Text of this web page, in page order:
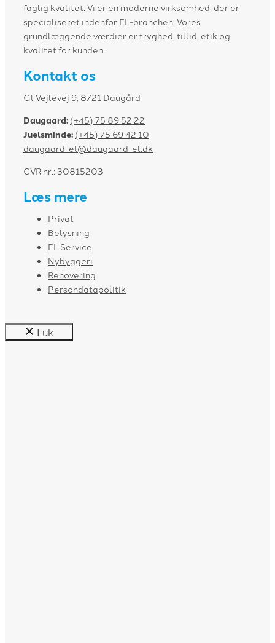
faglig kvalitet. Vi er en moderne virksomhed, der er
specialiseret indenfor EL-branchen. Vores
grundlæggende værdier er tryghed, tillid, etik og
kvalitet for kunden.
Kontakt os
Gl Vejlevej 9, 8721 Daugård
Daugaard: (+45) 75 89 52 22
Juelsminde: (+45) 75 69 42 10
daugaard-el@daugaard-el.dk
CVR nr.: 30815203
Læs mere
Privat
Belysning
EL Service
Nybyggeri
Renovering
Persondatapolitik
Luk